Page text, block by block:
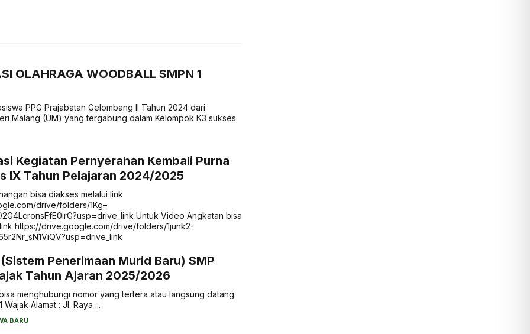
OLAHRAGA WOODBALL SMPN 1
PPG Prajabatan Gelombang II Tahun 2024 dari
Malang (UM) yang tergabung dalam Kelompok K3 sukses
Kegiatan Pernyerahan Kembali Purna
IX Tahun Pelajaran 2024/2025
bisa diakses melalui link
drive/folders/1Kg–
Untuk Video Angkatan bisa
https://drive.google.com/drive/folders/1junk2-
Penerimaan Murid Baru) SMP
Tahun Ajaran 2025/2026
menghubungi nomor yang tertera atau langsung datang
Alamat : Jl. Raya ...
BARU